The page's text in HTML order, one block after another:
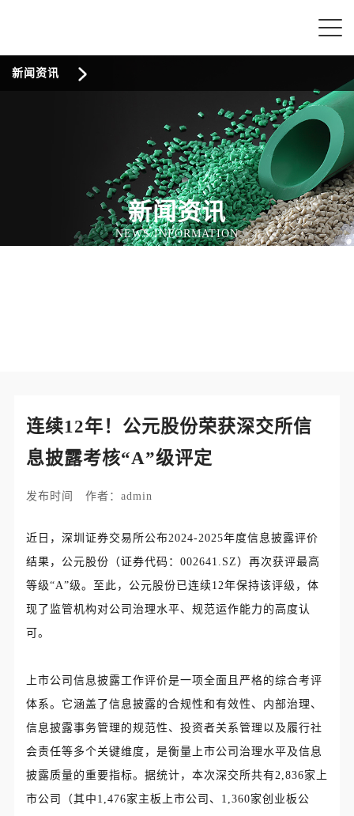
新闻资讯
新闻资讯
NEWS INFORMATION
连续12年！公元股份荣获深交所信
息披露考核“A”级评定
发布时间 作者：admin
近日，深圳证券交易所公布2024-2025年度信息披露评价
结果，公元股份（证券代码：002641.SZ）再次获评最高
等级“A”级。至此，公元股份已连续12年保持该评级，体
现了监管机构对公司治理水平、规范运作能力的高度认
可。
上市公司信息披露工作评价是一项全面且严格的综合考评
体系。它涵盖了信息披露的合规性和有效性、内部治理、
信息披露事务管理的规范性、投资者关系管理以及履行社
会责任等多个关键维度，是衡量上市公司治理水平及信息
披露质量的重要指标。据统计，本次深交所共有2,836家上
市公司（其中1,476家主板上市公司、1,360家创业板公